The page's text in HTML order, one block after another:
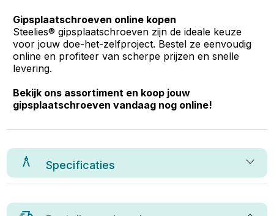
Gipsplaatschroeven online kopen
Steelies® gipsplaatschroeven zijn de ideale keuze
voor jouw doe-het-zelfproject. Bestel ze eenvoudig
online en profiteer van scherpe prijzen en snelle
levering.
Bekijk ons assortiment en koop jouw
gipsplaatschroeven vandaag nog online!
Specificaties